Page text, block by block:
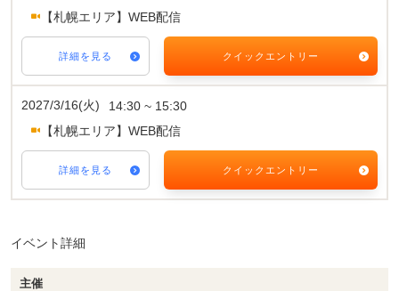
【札幌エリア】WEB配信
詳細を見る クイックエントリー
2027/3/16(火)
14:30 ~ 15:30
【札幌エリア】WEB配信
詳細を見る クイックエントリー
イベント詳細
主催